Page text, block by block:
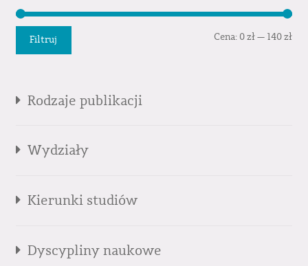
Filtruj Cena: 0 zł— 140 zł
Rodzaje publikacji
Wydziały
Kierunki studiów
Dyscypliny naukowe